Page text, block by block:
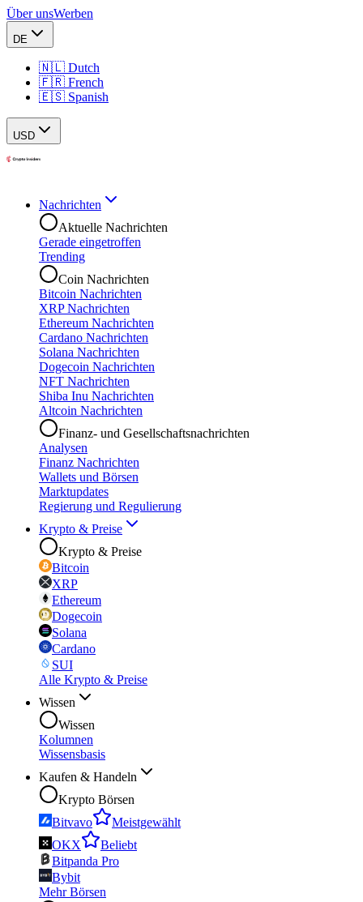
Über unsWerben
DE
🇳🇱 Dutch
🇫🇷 French
🇪🇸 Spanish
USD
Nachrichten
Aktuelle Nachrichten
Gerade eingetroffen
Trending
Coin Nachrichten
Bitcoin Nachrichten
XRP Nachrichten
Ethereum Nachrichten
Cardano Nachrichten
Solana Nachrichten
Dogecoin Nachrichten
NFT Nachrichten
Shiba Inu Nachrichten
Altcoin Nachrichten
Finanz- und Gesellschaftsnachrichten
Analysen
Finanz Nachrichten
Wallets und Börsen
Marktupdates
Regierung und Regulierung
Krypto & Preise
Krypto & Preise
Bitcoin
XRP
Ethereum
Dogecoin
Solana
Cardano
SUI
Alle Krypto & Preise
Wissen
Wissen
Kolumnen
Wissensbasis
Kaufen & Handeln
Krypto Börsen
Bitvavo
Meistgewählt
OKX
Beliebt
Bitpanda Pro
Bybit
Mehr Börsen